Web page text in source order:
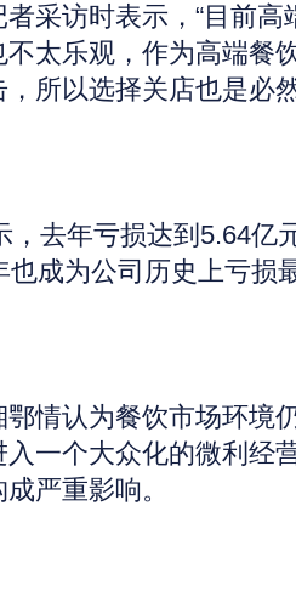
者采访时表示，“目前
太乐观，作为高端餐
所以选择关店也是必
，去年亏损达到5.64亿
也成为公司历史上亏损
情认为餐饮市场环境
一个大众化的微利经
严重影响。